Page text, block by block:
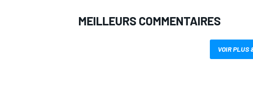
MEILLEURS COMMENTAIRES
VOIR PLUS